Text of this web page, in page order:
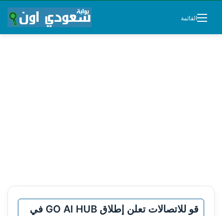
القائمة
قو للاتصالات تعلن إطلاق GO AI HUB في